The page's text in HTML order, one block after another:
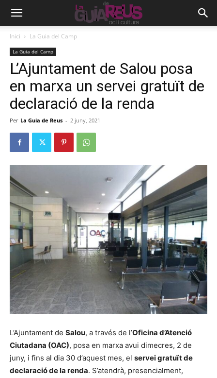
Inici La Guia del Camp
La Guia del Camp
L’Ajuntament de Salou posa
en marxa un servei gratuït de
declaració de la renda
Per La Guia de Reus - 2 juny, 2021
L’Ajuntament de Salou, a través de l’Oficina d’Atenció
Ciutadana (OAC), posa en marxa avui dimecres, 2 de
juny, i fins al dia 30 d’aquest mes, el servei gratuït de
declaració de la renda. S’atendrà, presencialment,